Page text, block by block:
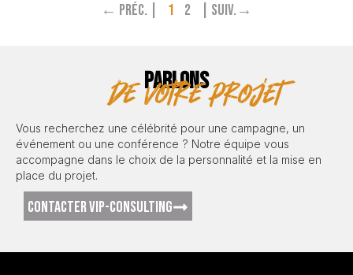
← Préc. | 1 2 | Suiv.→
PARLONS
de votre projet
Vous recherchez une célébrité pour une campagne, un
événement ou une conférence ? Notre équipe vous
accompagne dans le choix de la personnalité et la mise en
place du projet.
CONTACTER VIP-CONSULTING